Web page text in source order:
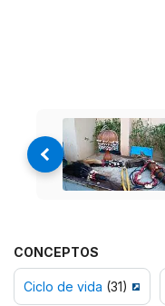
CONCEPTOS
Ciclo de vida (31)